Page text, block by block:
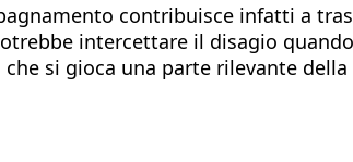
contribuisce infatti a
intercettare il disagio
si gioca una parte rilevante